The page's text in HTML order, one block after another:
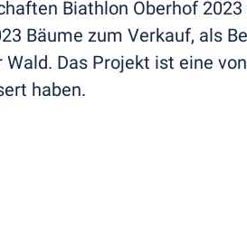
Biathlon Oberhof
Bäume zum Verkauf, als
Das Projekt ist eine
haben.